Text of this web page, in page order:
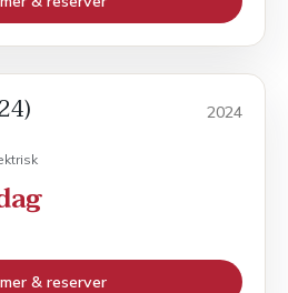
2024
& reserver